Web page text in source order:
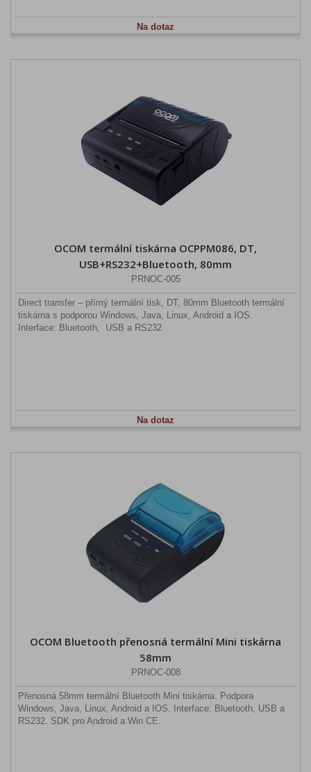
Na dotaz
OCOM termální tiskárna OCPPM086, DT,
USB+RS232+Bluetooth, 80mm
PRNOC-005
Direct transfer – přímý termální tisk, DT, 80mm Bluetooth termální
tiskárna s podporou Windows, Java, Linux, Android a IOS.
Interface: Bluetooth, USB a RS232
Na dotaz
OCOM Bluetooth přenosná termální Mini tiskárna
58mm
PRNOC-008
Přenosná 58mm termální Bluetooth Mini tiskárna. Podpora
Windows, Java, Linux, Android a IOS. Interface: Bluetooth, USB a
RS232. SDK pro Android a Win CE.